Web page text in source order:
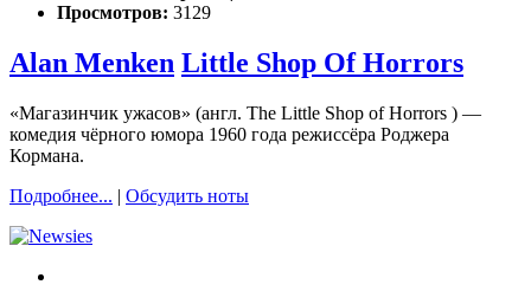
Просмотров: 3129
Alan Menken Little Shop Of Horrors
«Магазинчик ужасов» (англ. The Little Shop of Horrors ) —
комедия чёрного юмора 1960 года режиссёра Роджера
Кормана.
Подробнее... | Обсудить ноты